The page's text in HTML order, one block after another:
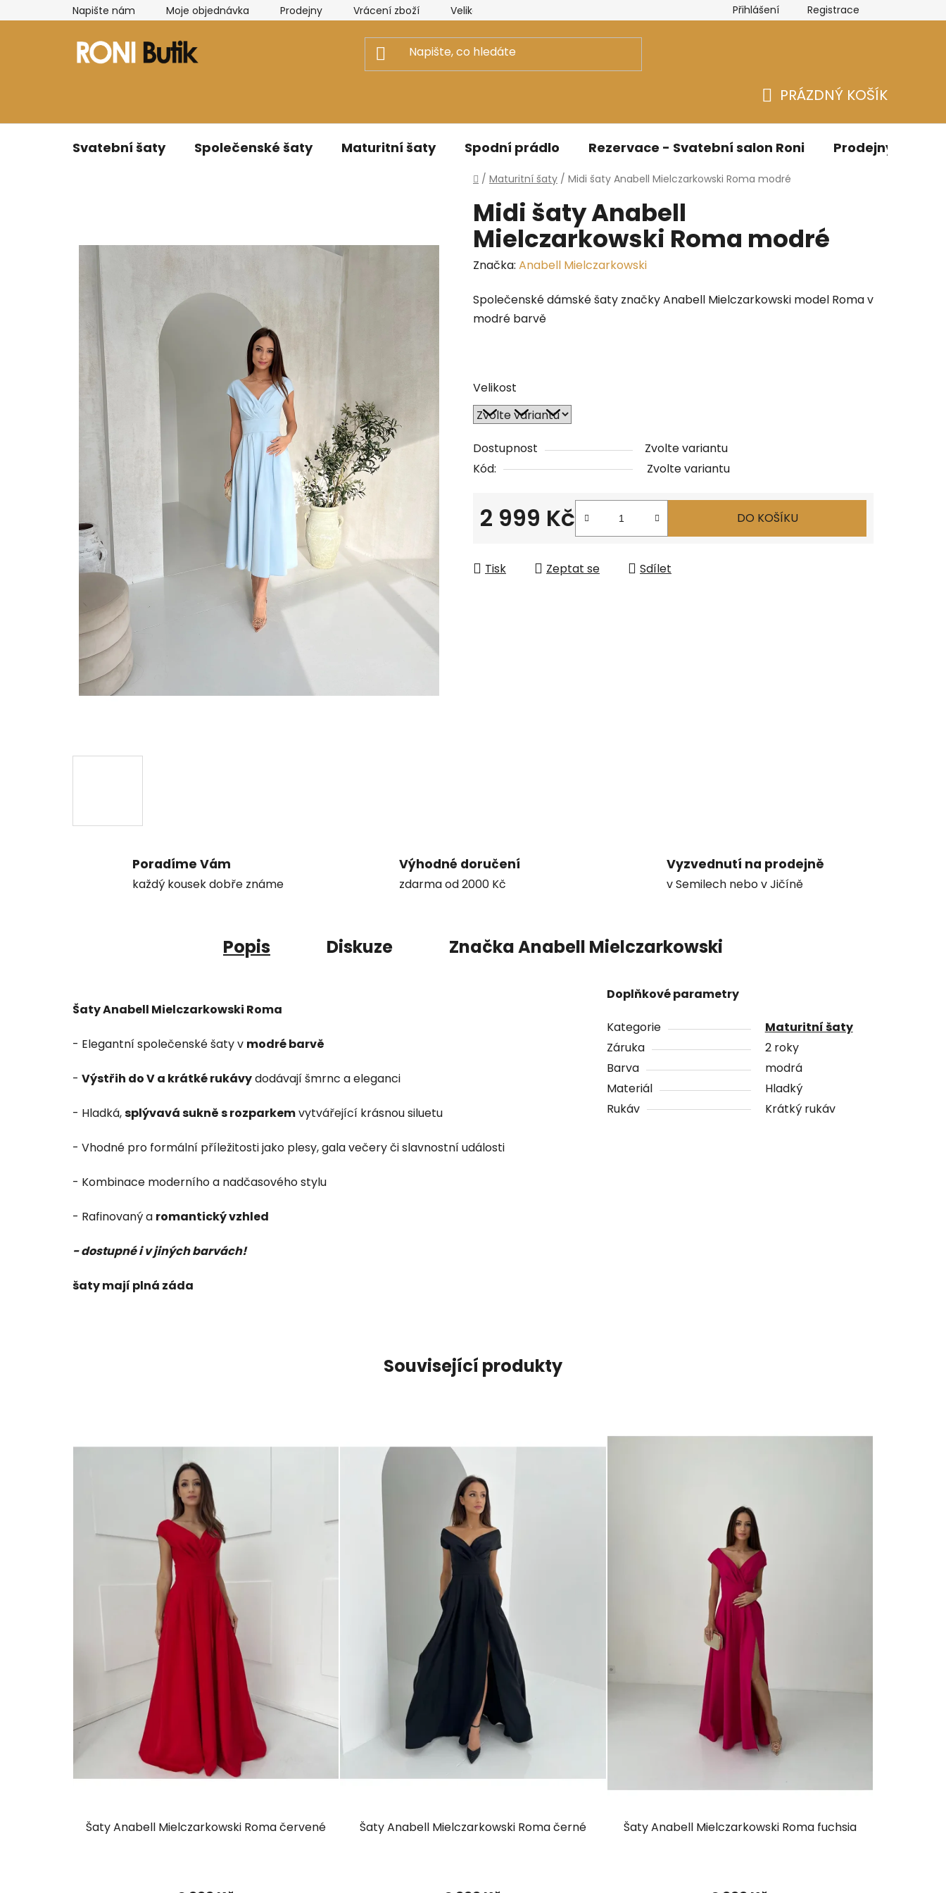
na
Napište nám Moje objednávka Prodejny Vrácení zboží Velikostní tabulky Elizabeth Collection Velikostní tabulky Bicotone Velikostní tabulky -
Přihlášení Registrace
KOŠÍK
PRÁZDNÝ KOŠÍK
Svatební šaty Společenské šaty Maturitní šaty Spodní prádlo Rezervace - Svatební salon Roni Prodejny
Domů
/ Maturitní šaty / Midi šaty Anabell Mielczarkowski Roma modré
Midi šaty Anabell
Mielczarkowski Roma modré
Značka: Anabell Mielczarkowski
Společenské dámské šaty značky Anabell Mielczarkowski model Roma v
modré barvě
Velikost
Dostupnost
Zvolte variantu
Kód:
Zvolte variantu
2 999 Kč DO KOŠÍKU
Tisk Zeptat se Sdílet
Poradíme Vám
každý kousek dobře známe
Výhodné doručení
zdarma od 2000 Kč
Vyzvednutí na prodejně
v Semilech nebo v Jičíně
Popis Diskuze ZnačkaAnabell Mielczarkowski
Šaty Anabell Mielczarkowski Roma
- Elegantní společenské šaty v modré barvě
- Výstřih do V a krátké rukávydodávají šmrnc a eleganci
- Hladká,splývavá sukně s rozparkemvytvářející krásnou siluetu
- Vhodné pro formální příležitosti jako plesy, gala večery či slavnostní události
- Kombinace moderního a nadčasového stylu
- Rafinovaný a romantický vzhled
- dostupné i v jiných barvách!
šaty mají plná záda
Doplňkové parametry
Kategorie
Maturitní šaty
Záruka
2 roky
Barva
modrá
Materiál
Hladký
Rukáv
Krátký rukáv
Související produkty
Šaty Anabell Mielczarkowski Roma červené Šaty Anabell Mielczarkowski Roma černé Šaty Anabell Mielczarkowski Roma fuchsia